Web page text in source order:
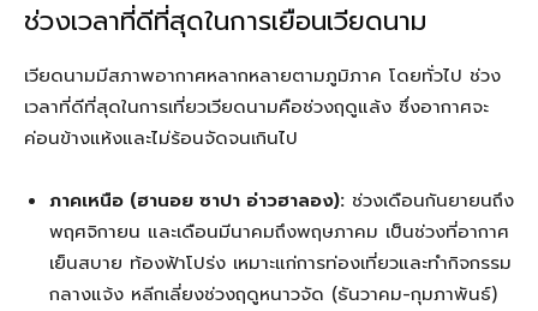
ช่วงเวลาที่ดีที่สุดในการเยือนเวียดนาม
เวียดนามมีสภาพอากาศหลากหลายตามภูมิภาค โดยทั่วไป ช่วง
เวลาที่ดีที่สุดในการเที่ยวเวียดนามคือช่วงฤดูแล้ง ซึ่งอากาศจะ
ค่อนข้างแห้งและไม่ร้อนจัดจนเกินไป
ภาคเหนือ (ฮานอย ซาปา อ่าวฮาลอง): ช่วงเดือนกันยายนถึง
พฤศจิกายน และเดือนมีนาคมถึงพฤษภาคม เป็นช่วงที่อากาศ
เย็นสบาย ท้องฟ้าโปร่ง เหมาะแก่การท่องเที่ยวและทำกิจกรรม
กลางแจ้ง หลีกเลี่ยงช่วงฤดูหนาวจัด (ธันวาคม-กุมภาพันธ์)